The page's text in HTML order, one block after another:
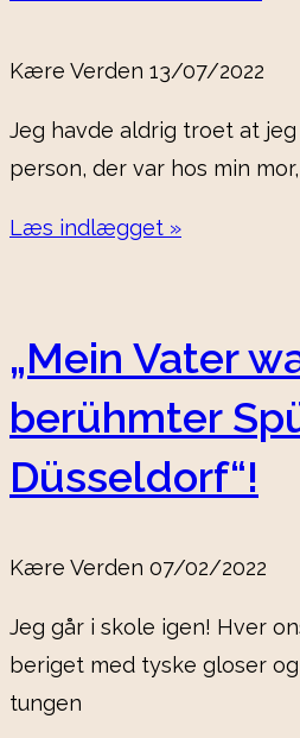
Kære Verden 13/07/2022
Jeg havde aldrig troet at
person, der var hos min
Læs indlægget »
„Mein Vater
berühmter
Düsseldorf“!
Kære Verden 07/02/2022
Jeg går i skole igen! Hver
beriget med tyske gloser
tungen